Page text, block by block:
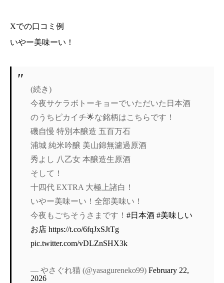
Xでの口コミ例
いやー美味ーい！
(続き)
今夜サケラボトーキョーでいただいた日本酒
のうちピカイチ🌟な銘柄はこちらです！
磯自慢 特別本醸造 五百万石
浦城 純米吟醸 美山錦無濾過原酒
秀よし 八乙女 本醸造生原酒
そして！
十四代 EXTRA 大極上諸白！
いやー美味ーい！全部美味い！
今夜もごちそうさまです！#日本酒 #美味しい
お店 https://t.co/6fqJxSJtTg
pic.twitter.com/vDLZnSHX3k
— やさぐれ猫 (@yasagureneko99)February 22,
2026